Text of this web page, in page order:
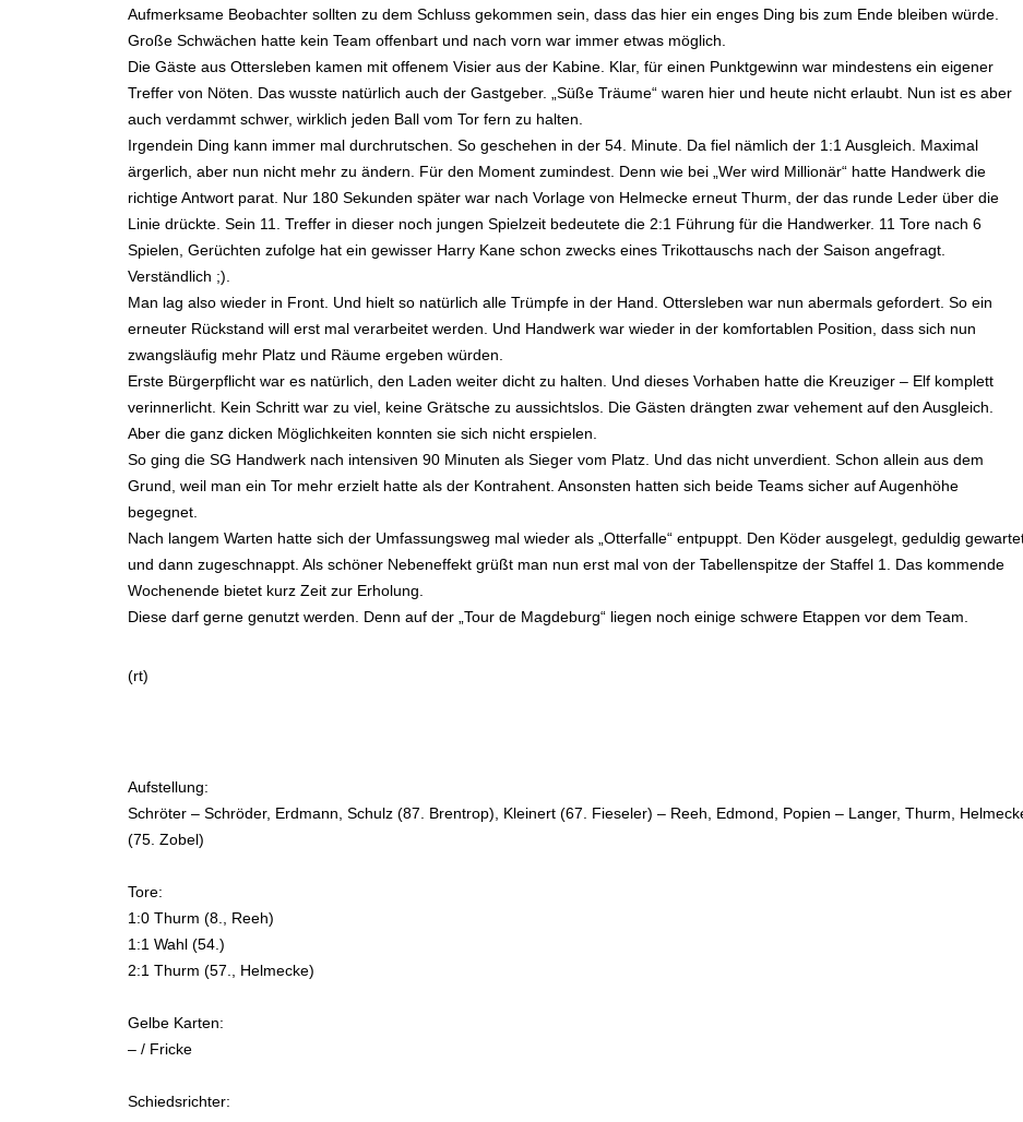
Aufmerksame Beobachter sollten zu dem Schluss gekommen sein, dass das hier ein enges Ding bis zum Ende bleiben würde.
Große Schwächen hatte kein Team offenbart und nach vorn war immer etwas möglich.
Die Gäste aus Ottersleben kamen mit offenem Visier aus der Kabine. Klar, für einen Punktgewinn war mindestens ein eigener
Treffer von Nöten. Das wusste natürlich auch der Gastgeber. „Süße Träume“ waren hier und heute nicht erlaubt. Nun ist es aber
auch verdammt schwer, wirklich jeden Ball vom Tor fern zu halten.
Irgendein Ding kann immer mal durchrutschen. So geschehen in der 54. Minute. Da fiel nämlich der 1:1 Ausgleich. Maximal
ärgerlich, aber nun nicht mehr zu ändern. Für den Moment zumindest. Denn wie bei „Wer wird Millionär“ hatte Handwerk die
richtige Antwort parat. Nur 180 Sekunden später war nach Vorlage von Helmecke erneut Thurm, der das runde Leder über die
Linie drückte. Sein 11. Treffer in dieser noch jungen Spielzeit bedeutete die 2:1 Führung für die Handwerker. 11 Tore nach 6
Spielen, Gerüchten zufolge hat ein gewisser Harry Kane schon zwecks eines Trikottauschs nach der Saison angefragt.
Verständlich ;).
Man lag also wieder in Front. Und hielt so natürlich alle Trümpfe in der Hand. Ottersleben war nun abermals gefordert. So ein
erneuter Rückstand will erst mal verarbeitet werden. Und Handwerk war wieder in der komfortablen Position, dass sich nun
zwangsläufig mehr Platz und Räume ergeben würden.
Erste Bürgerpflicht war es natürlich, den Laden weiter dicht zu halten. Und dieses Vorhaben hatte die Kreuziger – Elf komplett
verinnerlicht. Kein Schritt war zu viel, keine Grätsche zu aussichtslos. Die Gästen drängten zwar vehement auf den Ausgleich.
Aber die ganz dicken Möglichkeiten konnten sie sich nicht erspielen.
So ging die SG Handwerk nach intensiven 90 Minuten als Sieger vom Platz. Und das nicht unverdient. Schon allein aus dem
Grund, weil man ein Tor mehr erzielt hatte als der Kontrahent. Ansonsten hatten sich beide Teams sicher auf Augenhöhe
begegnet.
Nach langem Warten hatte sich der Umfassungsweg mal wieder als „Otterfalle“ entpuppt. Den Köder ausgelegt, geduldig
und dann zugeschnappt. Als schöner Nebeneffekt grüßt man nun erst mal von der Tabellenspitze der Staffel 1. Das kommende
Wochenende bietet kurz Zeit zur Erholung.
Diese darf gerne genutzt werden. Denn auf der „Tour de Magdeburg“ liegen noch einige schwere Etappen vor dem Team.
(rt)
Aufstellung:
Schröter – Schröder, Erdmann, Schulz (87. Brentrop), Kleinert (67. Fieseler) – Reeh, Edmond, Popien – Langer, Thurm,
(75. Zobel)
Tore:
1:0 Thurm (8., Reeh)
1:1 Wahl (54.)
2:1 Thurm (57., Helmecke)
Gelbe Karten:
– / Fricke
Schiedsrichter: